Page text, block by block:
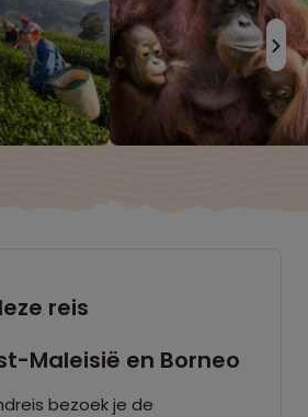
reis
Maleisië en Borneo
bezoek je de